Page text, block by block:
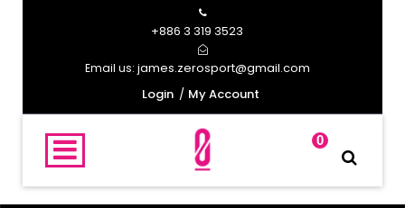
+886 3 319 3523
Email us: james.zerosport@gmail.com
Login
My Account
0